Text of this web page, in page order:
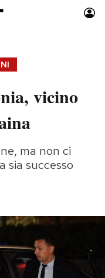
Idee
Boomer!
vicino
ma non ci
sia successo